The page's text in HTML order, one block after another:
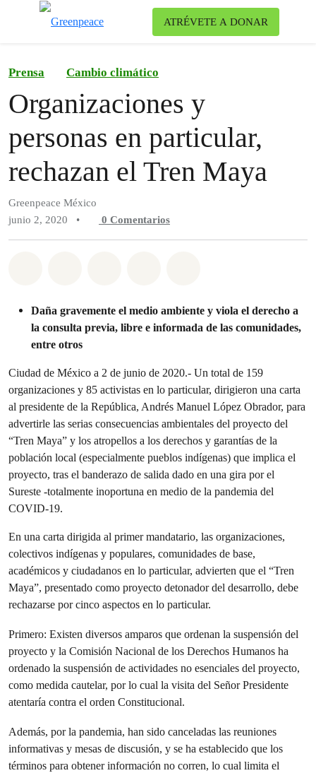
ATRÉVETE A DONAR
Prensa Cambio climático
Organizaciones y
personas en particular,
rechazan el Tren Maya
Greenpeace México
junio 2, 2020
• 0 Comentarios
Daña gravemente el medio ambiente y viola el derecho a
la consulta previa, libre e informada de las comunidades,
entre otros
Ciudad de México a 2 de junio de 2020.- Un total de 159
organizaciones y 85 activistas en lo particular, dirigieron una carta
al presidente de la República, Andrés Manuel López Obrador, para
advertirle las serias consecuencias ambientales del proyecto del
“Tren Maya” y los atropellos a los derechos y garantías de la
población local (especialmente pueblos indígenas) que implica el
proyecto, tras el banderazo de salida dado en una gira por el
Sureste -totalmente inoportuna en medio de la pandemia del
COVID-19.
En una carta dirigida al primer mandatario, las organizaciones,
colectivos indígenas y populares, comunidades de base,
académicos y ciudadanos en lo particular, advierten que el “Tren
Maya”, presentado como proyecto detonador del desarrollo, debe
rechazarse por cinco aspectos en lo particular.
Primero: Existen diversos amparos que ordenan la suspensión del
proyecto y la Comisión Nacional de los Derechos Humanos ha
ordenado la suspensión de actividades no esenciales del proyecto,
como medida cautelar, por lo cual la visita del Señor Presidente
atentaría contra el orden Constitucional.
Además, por la pandemia, han sido canceladas las reuniones
informativas y mesas de discusión, y se ha establecido que los
términos para obtener información no corren, lo cual limita el